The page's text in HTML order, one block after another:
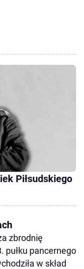
Piłsudskiego
zbrodnię
pułku pancernego
w skład